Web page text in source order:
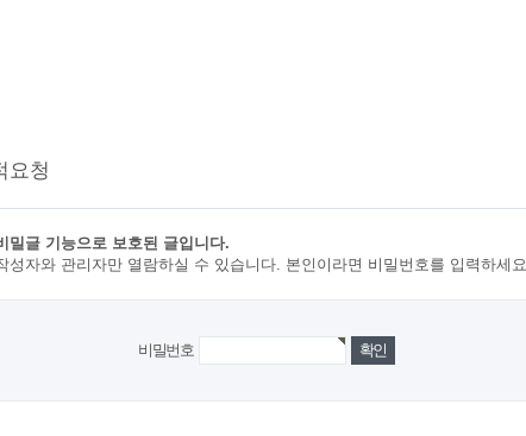
요청
밀글 기능으로 보호된 글입니다.
성자와 관리자만 열람하실 수 있습니다. 본인이라면 비밀번호를 입력하세요.
비밀번호